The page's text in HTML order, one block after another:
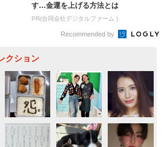
す…金運を上げる方法とは
PR(合同会社デジタルファーム )
Recommended by
クション